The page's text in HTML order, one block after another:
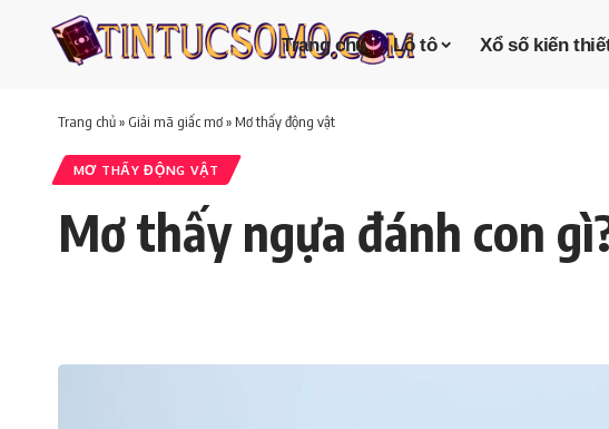
Trang chủ Lô tô Xổ số kiến
Trang chủ» Giải mã giấc mơ» Mơ thấy động vật
MƠ THẤY ĐỘNG VẬT
Mơ thấy ngựa đánh con